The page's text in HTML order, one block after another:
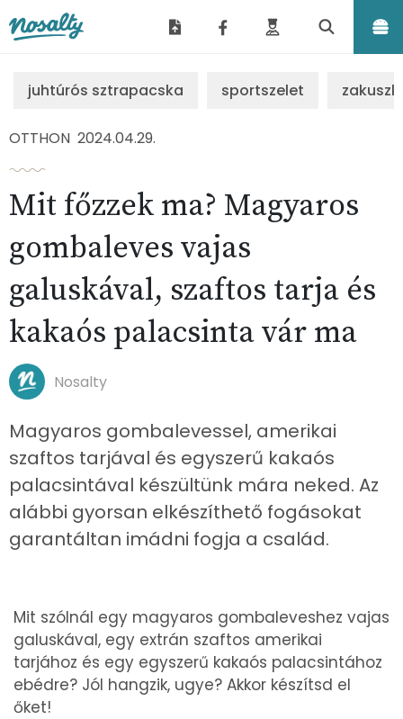
juhtúrós sztrapacska sportszelet
OTTHON 2024.04.29.
Mit főzzek ma? Magyaros
gombaleves vajas
galuskával, szaftos tarja és
kakaós palacsinta vár ma
Nosalty
Magyaros gombalevessel, amerikai
szaftos tarjával és egyszerű kakaós
palacsintával készültünk mára neked. Az
alábbi gyorsan elkészíthető fogásokat
garantáltan imádni fogja a család.
Mit szólnál egy magyaros gombaleveshez vajas
galuskával, egy extrán szaftos amerikai
tarjához és egy egyszerű kakaós palacsintához
ebédre? Jól hangzik, ugye? Akkor készítsd el
őket!